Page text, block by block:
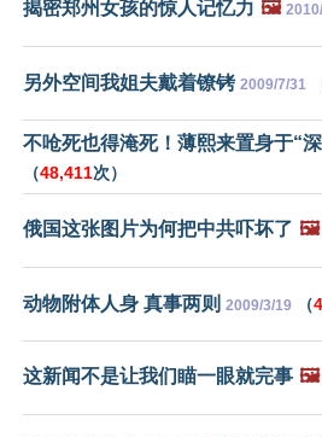
揭密郑州女孩的惊人记忆力 🖼️
另外空间我姐夫戴着镣铐 2009/7/31
不呛死也得淹死！薄熙来置身于“
（48,411次）
俄国这张图片为何把中共吓坏了 🖼️
动物附体人身 真事两则 2009/3/19 （
这新闻不是让我们瞄一眼就完事 🖼️